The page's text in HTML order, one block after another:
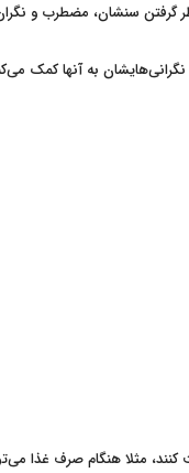
گرفتن سنشان، مضطرب و
به آنها کمک
کنند، مثلا هنگام صرف غذا